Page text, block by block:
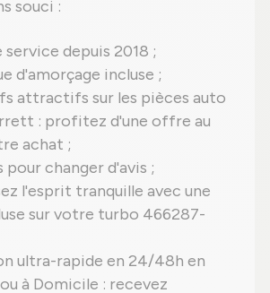
souci :
depuis 2018 ;
d'amorçage incluse ;
attractifs sur les pièces auto
: profitez d'une offre au
achat ;
pour changer d'avis ;
l'esprit tranquille avec une
sur votre turbo 466287-
ultra-rapide en 24/48h en
à Domicile : recevez